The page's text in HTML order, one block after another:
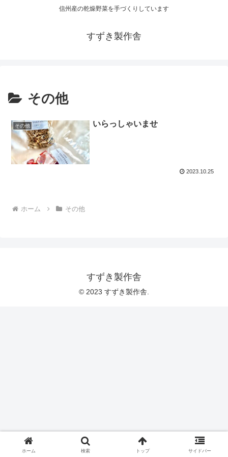
信州産の乾燥野菜を手づくりしています
すずき製作舎
その他
その他 いらっしゃいませ
2023.10.25
ホーム その他
すずき製作舎
© 2023 すずき製作舎.
ホーム 検索 トップ サイドバー